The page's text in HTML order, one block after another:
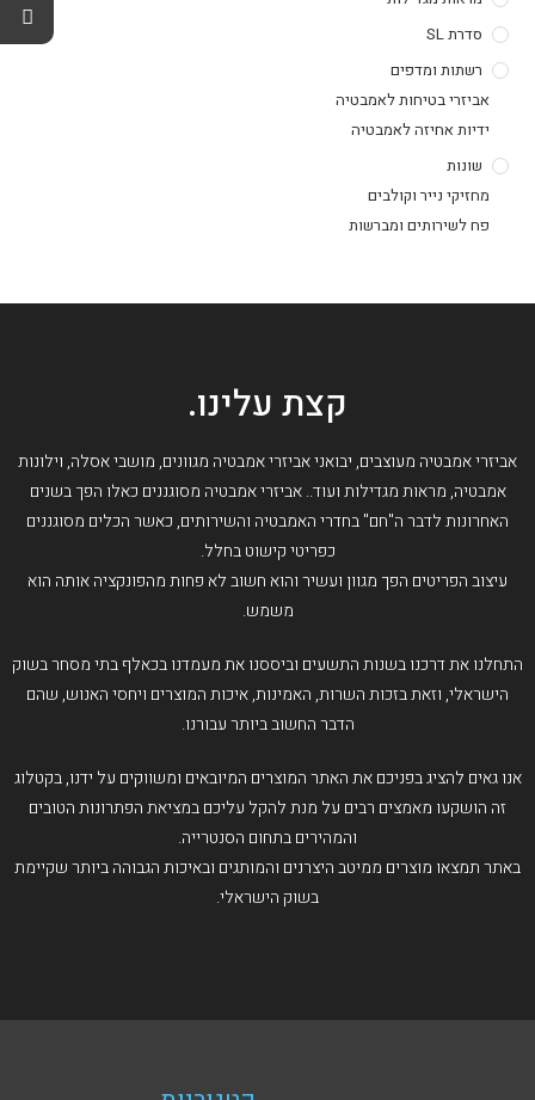
סדרת SL
רשתות ומדפים
אביזרי בטיחות לאמבטיה
ידיות אחיזה לאמבטיה
שונות
מחזיקי נייר וקולבים
פח לשירותים ומברשות
קצת עלינו.
אביזרי אמבטיה מעוצבים, יבואני אביזרי אמבטיה מגוונים, מושבי אסלה, וילונות
אמבטיה, מראות מגדילות ועוד.. אביזרי אמבטיה מסוגננים כאלו הפך בשנים
האחרונות לדבר ה"חם" בחדרי האמבטיה והשירותים, כאשר הכלים מסוגננים
כפריטי קישוט בחלל.
עיצוב הפריטים הפך מגוון ועשיר והוא חשוב לא פחות מהפונקציה אותה הוא
משמש.
התחלנו את דרכנו בשנות התשעים וביססנו את מעמדנו בכאלף בתי מסחר בשוק
הישראלי, וזאת בזכות השרות, האמינות, איכות המוצרים ויחסי האנוש, שהם
הדבר החשוב ביותר עבורנו.
אנו גאים להציג בפניכם את האתר המוצרים המיובאים ומשווקים על ידנו, בקטלוג
זה הושקעו מאמצים רבים על מנת להקל עליכם במציאת הפתרונות הטובים
והמהירים בתחום הסנטרייה.
באתר תמצאו מוצרים ממיטב היצרנים והמותגים ובאיכות הגבוהה ביותר שקיימת
בשוק הישראלי.